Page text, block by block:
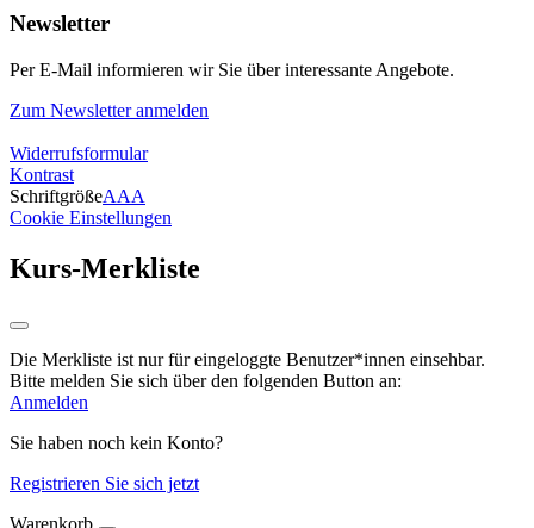
Newsletter
Per E-Mail informieren wir Sie über interessante Angebote.
Zum Newsletter anmelden
Widerrufsformular
Kontrast
SchriftgrößeAAA
Cookie Einstellungen
Kurs-Merkliste
Die Merkliste ist nur für eingeloggte Benutzer*innen einsehbar.
Bitte melden Sie sich über den folgenden Button an:
Anmelden
Sie haben noch kein Konto?
Registrieren Sie sich jetzt
Warenkorb